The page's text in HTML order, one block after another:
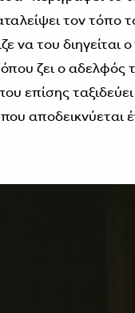
τον τόπο
να του
ζει ο αδελφός
επίσης
αποδεικνύεται